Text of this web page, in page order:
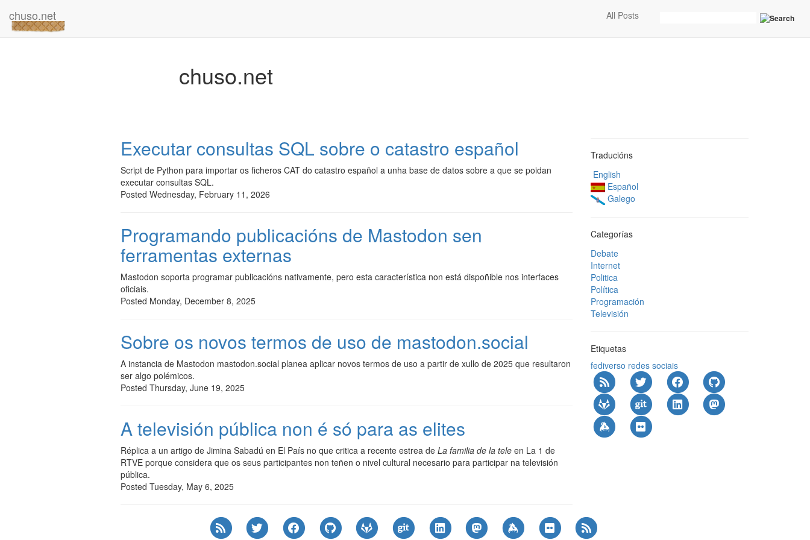
chuso.net All Posts
chuso.net
Executar consultas SQL sobre o catastro español
Script de Python para importar os ficheros CAT do catastro español a unha base de datos sobre a que se poidan
executar consultas SQL.
Posted Wednesday, February 11, 2026
Programando publicacións de Mastodon sen
ferramentas externas
Mastodon soporta programar publicacións nativamente, pero esta característica non está dispoñible nos interfaces
oficiais.
Posted Monday, December 8, 2025
Sobre os novos termos de uso de mastodon.social
A instancia de Mastodon mastodon.social planea aplicar novos termos de uso a partir de xullo de 2025 que resultaron
ser algo polémicos.
Posted Thursday, June 19, 2025
A televisión pública non é só para as elites
Réplica a un artigo de Jimina Sabadú en El País no que critica a recente estrea de La familia de la teleen La 1 de
RTVE porque considera que os seus participantes non teñen o nivel cultural necesario para participar na televisión
pública.
Posted Tuesday, May 6, 2025
Traducións
English
Español
Galego
Categorías
Debate
Internet
Politica
Política
Programación
Televisión
Etiquetas
fediverso redes sociais